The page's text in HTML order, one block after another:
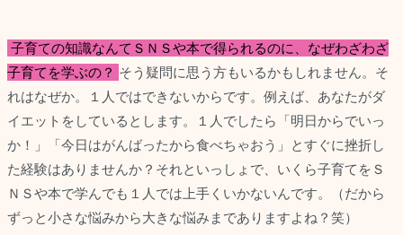
子育ての知識なんてＳＮＳや本で得られるのに、なぜわざわざ
子育てを学ぶの？ そう疑問に思う方もいるかもしれません。そ
れはなぜか。１人ではできないからです。例えば、あなたがダ
イエットをしているとします。１人でしたら「明日からでいっ
か！」「今日はがんばったから食べちゃおう」とすぐに挫折し
た経験はありませんか？それといっしょで、いくら子育てをＳ
ＮＳや本で学んでも１人では上手くいかないんです。（だから
ずっと小さな悩みから大きな悩みまでありますよね？笑）